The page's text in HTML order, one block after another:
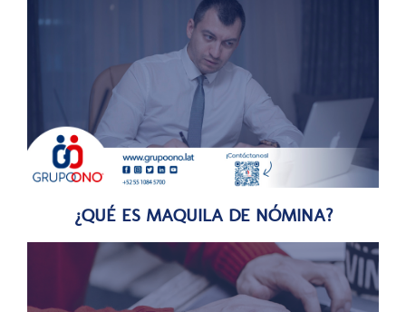
¿QUÉ ES MAQUILA DE NÓMINA?